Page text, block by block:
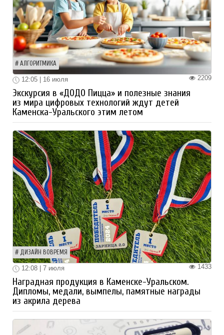
АЛГОРИТМИКА
2209
12:05 | 16 июля
Экскурсия в «ДОДО Пицца» и полезные знания
из мира цифровых технологий ждут детей
Каменска-Уральского этим летом
ДИЗАЙН ВОВРЕМЯ
1433
12:08 | 7 июля
Наградная продукция в Каменске-Уральском.
Дипломы, медали, вымпелы, памятные награды
из акрила дерева